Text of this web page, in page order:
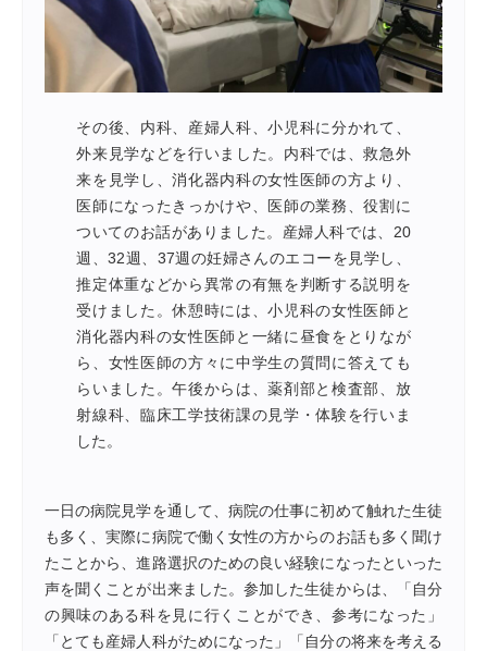
その後、内科、産婦人科、小児科に分かれて、
外来見学などを行いました。内科では、救急外
来を見学し、消化器内科の女性医師の方より、
医師になったきっかけや、医師の業務、役割に
ついてのお話がありました。産婦人科では、20
週、32週、37週の妊婦さんのエコーを見学し、
推定体重などから異常の有無を判断する説明を
受けました。休憩時には、小児科の女性医師と
消化器内科の女性医師と一緒に昼食をとりなが
ら、女性医師の方々に中学生の質問に答えても
らいました。午後からは、薬剤部と検査部、放
射線科、臨床工学技術課の見学・体験を行いま
した。
一日の病院見学を通して、病院の仕事に初めて触れた生徒
も多く、実際に病院で働く女性の方からのお話も多く聞け
たことから、進路選択のための良い経験になったといった
声を聞くことが出来ました。参加した生徒からは、「自分
の興味のある科を見に行くことができ、参考になった」
「とても産婦人科がためになった」「自分の将来を考える